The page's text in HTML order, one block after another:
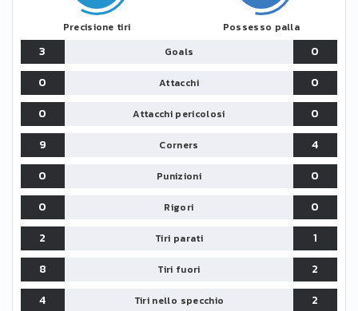
Precisione tiri Possesso palla
3 Goals
0
0
Attacchi
0
0
Attacchi pericolosi
0
9
Corners
4
0
Punizioni
0
0
Rigori
0
2
Tiri parati
1
8
Tiri fuori
2
4
Tiri nello specchio 2